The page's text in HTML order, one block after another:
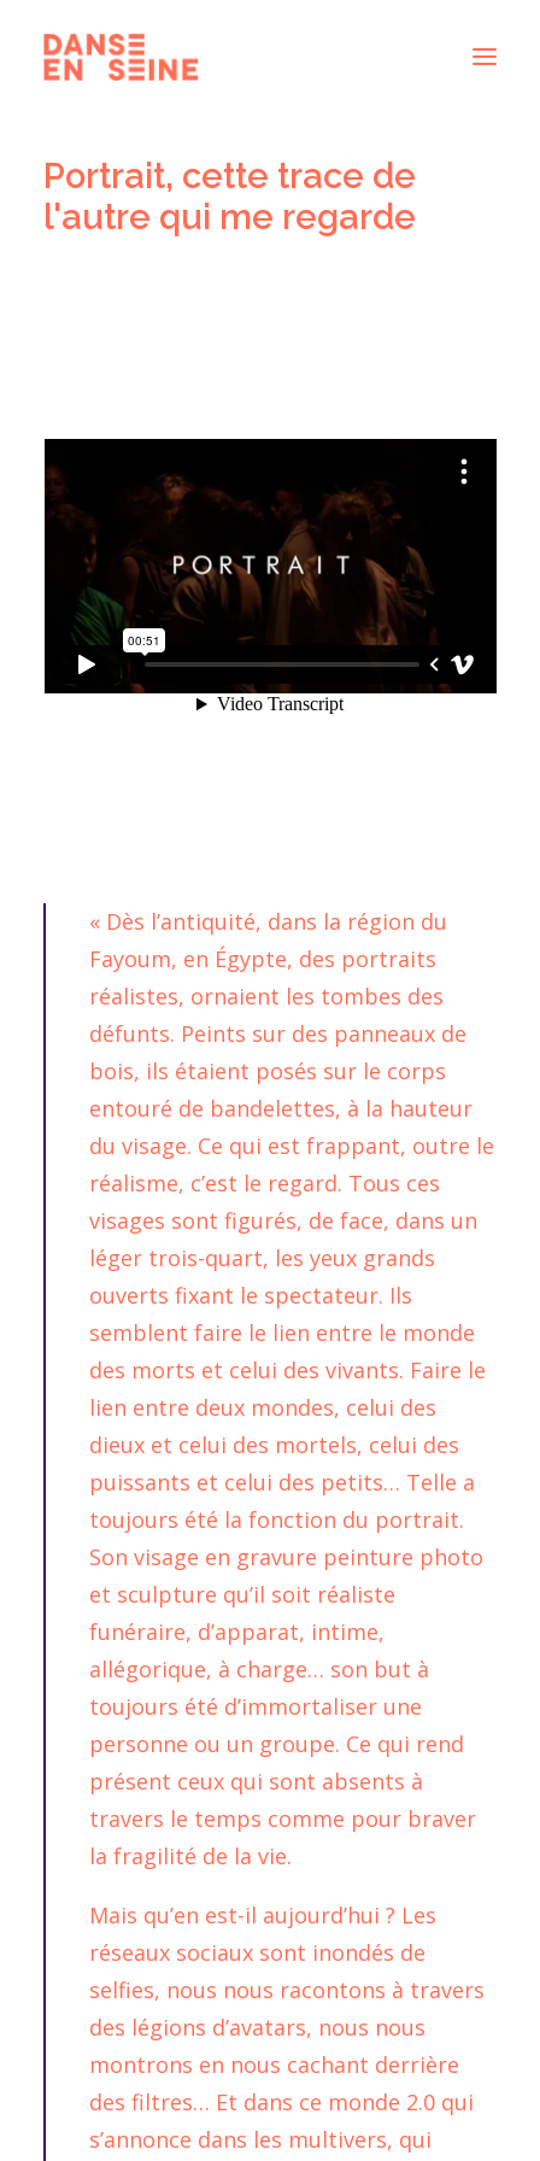
CRÉATIONS
DISPOSITIFS ARTISTIQUES
Portrait, cette trace de
l'autre qui me regarde
« Dès l’antiquité, dans la région du
Fayoum, en Égypte, des portraits
réalistes, ornaient les tombes des
défunts. Peints sur des panneaux de
bois, ils étaient posés sur le corps
entouré de bandelettes, à la hauteur
du visage. Ce qui est frappant, outre le
réalisme, c’est le regard. Tous ces
visages sont figurés, de face, dans un
léger trois-quart, les yeux grands
ouverts fixant le spectateur. Ils
semblent faire le lien entre le monde
des morts et celui des vivants. Faire le
lien entre deux mondes, celui des
dieux et celui des mortels, celui des
puissants et celui des petits… Telle a
toujours été la fonction du portrait.
Son visage en gravure peinture photo
et sculpture qu’il soit réaliste
funéraire, d’apparat, intime,
allégorique, à charge… son but à
toujours été d’immortaliser une
personne ou un groupe. Ce qui rend
présent ceux qui sont absents à
travers le temps comme pour braver
la fragilité de la vie.
Mais qu’en est-il aujourd’hui ? Les
réseaux sociaux sont inondés de
selfies, nous nous racontons à travers
des légions d’avatars, nous nous
montrons en nous cachant derrière
des filtres… Et dans ce monde 2.0 qui
s’annonce dans les multivers, qui